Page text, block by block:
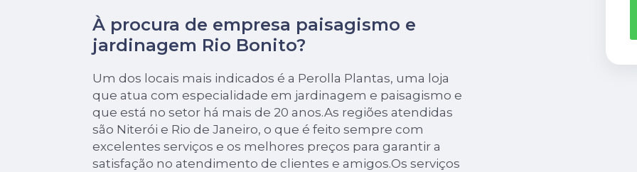
À procura de empresa paisagismo e
jardinagem Rio Bonito?
Um dos locais mais indicados é a Perolla Plantas, uma loja
que atua com especialidade em jardinagem e paisagismo e
que está no setor há mais de 20 anos.As regiões atendidas
são Niterói e Rio de Janeiro, o que é feito sempre com
excelentes serviços e os melhores preços para garantir a
satisfação no atendimento de clientes e amigos.Os serviços